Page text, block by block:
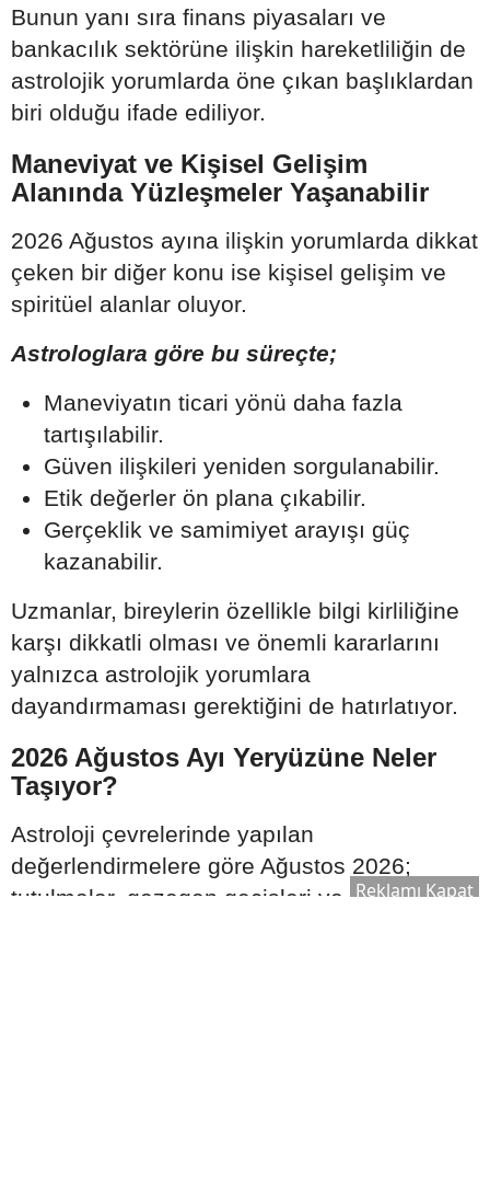
Bunun yanı sıra finans piyasaları ve
bankacılık sektörüne ilişkin hareketliliğin de
astrolojik yorumlarda öne çıkan başlıklardan
biri olduğu ifade ediliyor.
Maneviyat ve Kişisel Gelişim
Alanında Yüzleşmeler Yaşanabilir
2026 Ağustos ayına ilişkin yorumlarda dikkat
çeken bir diğer konu ise kişisel gelişim ve
spiritüel alanlar oluyor.
Astrologlara göre bu süreçte;
Maneviyatın ticari yönü daha fazla
tartışılabilir.
Güven ilişkileri yeniden sorgulanabilir.
Etik değerler ön plana çıkabilir.
Gerçeklik ve samimiyet arayışı güç
kazanabilir.
Uzmanlar, bireylerin özellikle bilgi kirliliğine
karşı dikkatli olması ve önemli kararlarını
yalnızca astrolojik yorumlara
dayandırmaması gerektiğini de hatırlatıyor.
2026 Ağustos Ayı Yeryüzüne Neler
Taşıyor?
Astroloji çevrelerinde yapılan
değerlendirmelere göre Ağustos 2026;
tutulmalar, gezegen geçişleri ve
Reklamı Kapat